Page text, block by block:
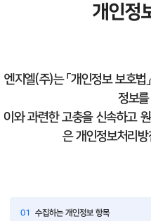
개인정
엔지엘(주)는 「개인정보 보호
정보
이와 과련한 고충을 신속하고
은 개인정보처리
01 수집하는 개인정보 항목